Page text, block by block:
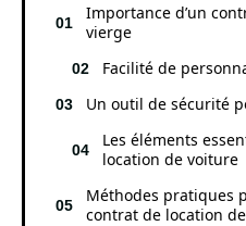
Importance d’un
vierge
Facilité de
Un outil de sécurité
Les éléments
location de voiture
Méthodes pratiques
contrat de location